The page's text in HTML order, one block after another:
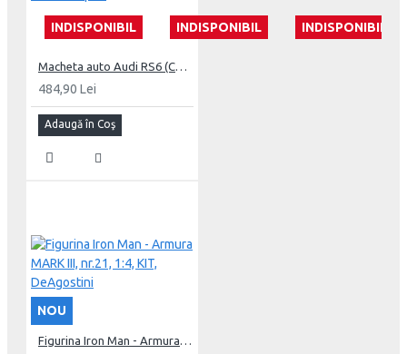
INDISPONIBIL INDISPONIBIL INDISPONIBIL
484,90 Lei
Adaugă în Coş
NOU